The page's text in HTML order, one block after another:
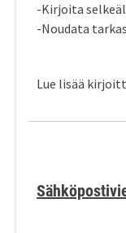
-Kirjoita
-Noudata
Lue lisää